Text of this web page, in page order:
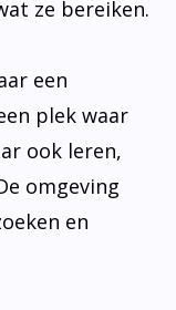
ze bereiken.
een
plek waar
ook leren,
omgeving
en